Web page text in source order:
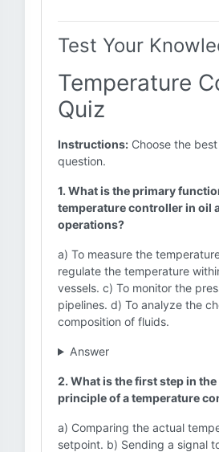
Test Your
Temperature
Quiz
Instructions: Choose the
question.
1. What is the primary
temperature controller in oil
operations?
a) To measure the
regulate the temperature
vessels. c) To monitor the
pipelines. d) To analyze the
composition of fluids.
Answer
2. What is the first step in
principle of a temperature
a) Comparing the actual
setpoint. b) Sending a signal